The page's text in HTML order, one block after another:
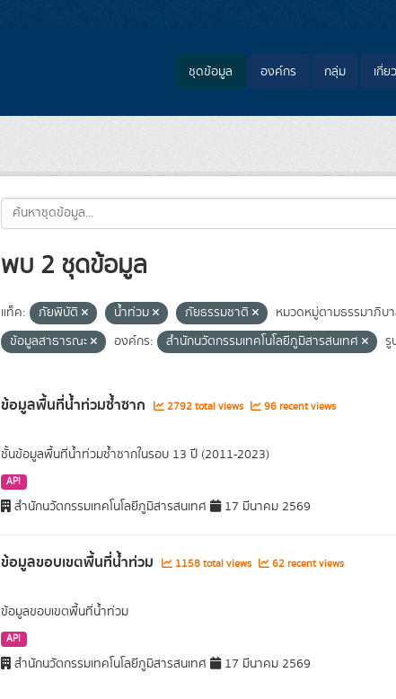
ชุดข้อมูล องค์กร กลุ่ม เกี่ย
พบ 2 ชุดข้อมูล
แท็ค: ภัยพิบัติ น้ำท่วม ภัยธรรมชาติ
หมวดหมู่ตามธรรมาภิบ
ข้อมูลสาธารณะ
องค์กร: สำนักนวัตกรรมเทคโนโลยีภูมิสารสนเทศ รู
ข้อมูลพื้นที่น้ำท่วมซ้ำซาก 2792 total views 96 recent views
ชั้นข้อมูลพื้นที่น้ำท่วมซ้ำซากในรอบ 13 ปี (2011-2023)
API
สำนักนวัตกรรมเทคโนโลยีภูมิสารสนเทศ 17 มีนาคม 2569
ข้อมูลขอบเขตพื้นที่น้ำท่วม 1158 total views 62 recent views
ข้อมูลขอบเขตพื้นที่น้ำท่วม
API
สำนักนวัตกรรมเทคโนโลยีภูมิสารสนเทศ 17 มีนาคม 2569